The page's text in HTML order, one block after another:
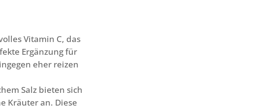
Vitamin C, das
Ergänzung für
eher reizen
Salz bieten sich
Kräuter an. Diese